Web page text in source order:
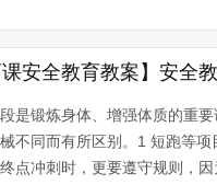
课安全教育教案】安全
是锻炼身体、增强体质的重
不同而有所区别。1 短跑等
点冲刺时，更要遵守规则，因